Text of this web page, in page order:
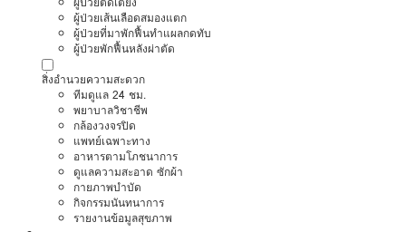
ผู้ป่วยเส้นเลือดสมองแตก
ผู้ป่วยที่มาพักฟื้นทำแผลกดทับ
ผู้ป่วยพักฟื้นหลังผ่าตัด
สิ่งอำนวยความสะดวก
ทีมดูแล 24 ชม.
พยาบาลวิชาชีพ
กล้องวงจรปิด
แพทย์เฉพาะทาง
อาหารตามโภชนาการ
ดูแลความสะอาด ซักผ้า
กายภาพบำบัด
กิจกรรมนันทนาการ
รายงานข้อมูลสุขภาพ